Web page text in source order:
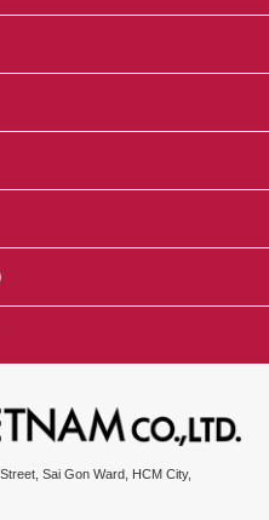
Sai Gon Ward, HCM City,